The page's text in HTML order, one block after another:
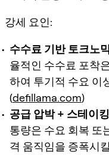
강세 요인:
수수료 기반 토크노
율적인 수수료 포착
하여 투기적 수요 이
(defillama.com)
공급 압박 + 스테이
통량은 수요 회복 또
격 움직임을 증폭시